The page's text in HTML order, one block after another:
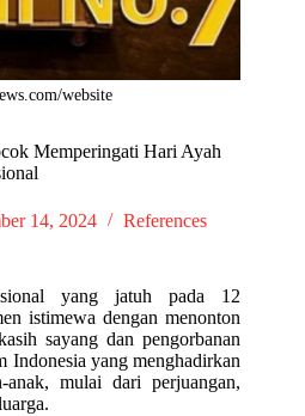
website
Memperingati Hari Ayah
14, 2024 References
yang jatuh pada 12
istimewa dengan menonton
sayang dan pengorbanan
Indonesia yang menghadirkan
anak, mulai dari perjuangan,